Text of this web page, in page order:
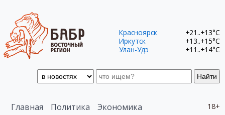
Найти
Красноярск
+21..+13°C
Иркутск
+13..+15°C
Улан-Удэ
+11..+14°C
18+
Главная Политика
Экономика